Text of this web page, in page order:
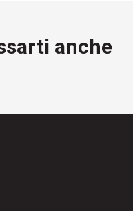
anche